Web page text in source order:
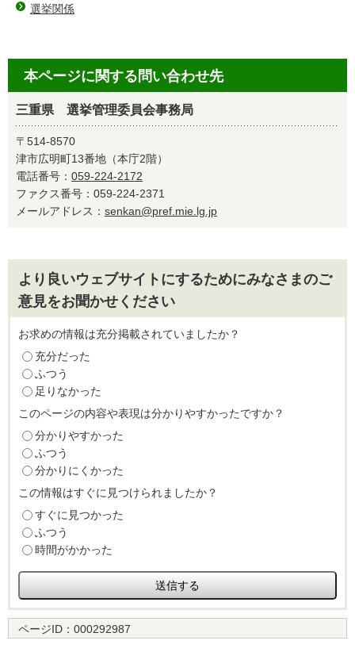
選挙関係
本ページに関する問い合わせ先
三重県 選挙管理委員会事務局
〒514-8570
津市広明町13番地（本庁2階）
電話番号： 059-224-2172
ファクス番号：059-224-2371
メールアドレス： senkan@pref.mie.lg.jp
より良いウェブサイトにするためにみなさまのご
意見をお聞かせください
お求めの情報は充分掲載されていましたか？
充分だった
ふつう
足りなかった
このページの内容や表現は分かりやすかったですか？
分かりやすかった
ふつう
分かりにくかった
この情報はすぐに見つけられましたか？
すぐに見つかった
ふつう
時間がかかった
ページID： 000292987